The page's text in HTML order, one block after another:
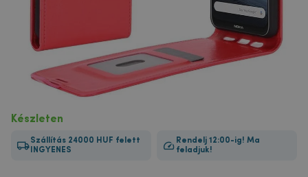
Készleten
Szállítás 24000 HUF felett
INGYENES
Rendelj 12:00-ig! Ma
feladjuk!